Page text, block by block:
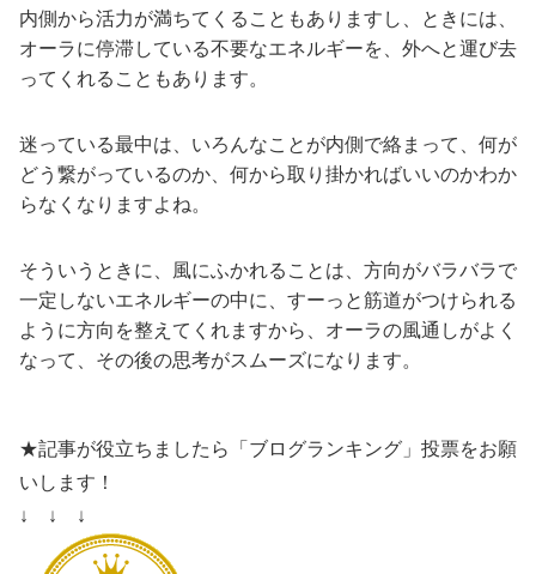
内側から活力が満ちてくることもありますし、ときには、
オーラに停滞している不要なエネルギーを、外へと運び去
ってくれることもあります。
迷っている最中は、いろんなことが内側で絡まって、何が
どう繋がっているのか、何から取り掛かればいいのかわか
らなくなりますよね。
そういうときに、風にふかれることは、方向がバラバラで
一定しないエネルギーの中に、すーっと筋道がつけられる
ように方向を整えてくれますから、オーラの風通しがよく
なって、その後の思考がスムーズになります。
★記事が役立ちましたら「ブログランキング」投票をお願
いします！
↓ ↓ ↓